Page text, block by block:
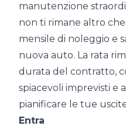
manutenzione
non ti rimane altro
mensile di noleggio e
nuova auto. La rata
durata del contratto,
spiacevoli imprevisti e
pianificare le tue
Entra